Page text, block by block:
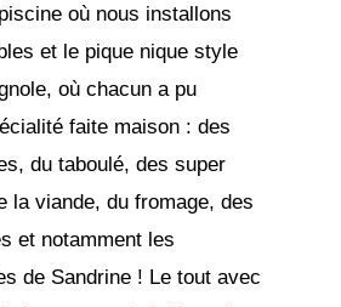
où nous installons
et le pique nique style
où chacun a pu
faite maison : des
du taboulé, des super
la viande, du fromage, des
et notamment les
de Sandrine ! Le tout avec